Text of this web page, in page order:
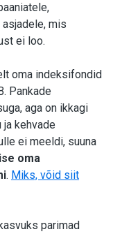
mis
ei loo.
oma indeksifondid
Pankade
aga on ikkagi
ja kehvade
ei meeldi, suuna
oma
. Miks, võid siit
parimad